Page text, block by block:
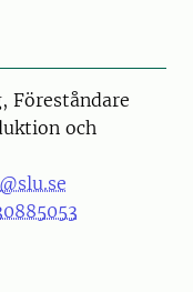
Föreståndare
och